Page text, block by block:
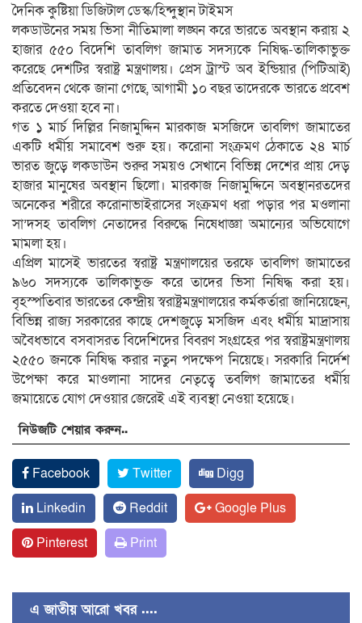
দৈনিক কুষ্টিয়া ডিজিটাল ডেস্ক/হিন্দুস্থান টাইমস
লকডাউনের সময় ভিসা নীতিমালা লঙ্ঘন করে ভারতে অবস্থান করায় ২
হাজার ৫৫০ বিদেশি তাবলিগ জামাত সদস্যকে নিষিদ্ধ-তালিকাভুক্ত
করেছে দেশটির স্বরাষ্ট্র মন্ত্রণালয়। প্রেস ট্রাস্ট অব ইন্ডিয়ার (পিটিআই)
প্রতিবেদন থেকে জানা গেছে, আগামী ১০ বছর তাদেরকে ভারতে প্রবেশ
করতে দেওয়া হবে না।
গত ১ মার্চ দিল্লির নিজামুদ্দিন মারকাজ মসজিদে তাবলিগ জামাতের
একটি ধর্মীয় সমাবেশ শুরু হয়। করোনা সংক্রমণ ঠেকাতে ২৪ মার্চ
ভারত জুড়ে লকডাউন শুরুর সময়ও সেখানে বিভিন্ন দেশের প্রায় দেড়
হাজার মানুষের অবস্থান ছিলো। মারকাজ নিজামুদ্দিনে অবস্থানরতদের
অনেকের শরীরে করোনাভাইরাসের সংক্রমণ ধরা পড়ার পর মওলানা
সা’দসহ তাবলিগ নেতাদের বিরুদ্ধে নিষেধাজ্ঞা অমান্যের অভিযোগে
মামলা হয়।
এপ্রিল মাসেই ভারতের স্বরাষ্ট্র মন্ত্রণালয়ের তরফে তাবলিগ জামাতের
৯৬০ সদস্যকে তালিকাভুক্ত করে তাদের ভিসা নিষিদ্ধ করা হয়।
বৃহস্পতিবার ভারতের কেন্দ্রীয় স্বরাষ্ট্রমন্ত্রণালয়ের কর্মকর্তারা জানিয়েছেন,
বিভিন্ন রাজ্য সরকারের কাছে দেশজুড়ে মসজিদ এবং ধর্মীয় মাদ্রাসায়
অবৈধভাবে বসবাসরত বিদেশিদের বিবরণ সংগ্রহের পর স্বরাষ্ট্রমন্ত্রণালয়
২৫৫০ জনকে নিষিদ্ধ করার নতুন পদক্ষেপ নিয়েছে। সরকারি নির্দেশ
উপেক্ষা করে মাওলানা সাদের নেতৃত্বে তবলিগ জামাতের ধর্মীয়
জমায়েতে যোগ দেওয়ার জেরেই এই ব্যবস্থা নেওয়া হয়েছে।
নিউজটি শেয়ার করুন..
Facebook Twitter
Digg
Linkedin
Reddit
Google Plus
Pinterest
Print
এ জাতীয় আরো খবর ....